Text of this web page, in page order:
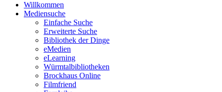
Willkommen
Mediensuche
Einfache Suche
Erweiterte Suche
Bibliothek der Dinge
eMedien
eLearning
Würmtalbibliotheken
Brockhaus Online
Filmfriend